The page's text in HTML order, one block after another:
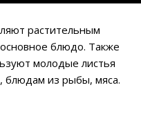
растительным
блюдо. Также
молодые листья
блюдам из рыбы, мяса.